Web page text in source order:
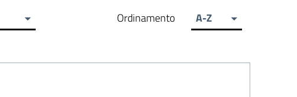
Ordinamento A-Z